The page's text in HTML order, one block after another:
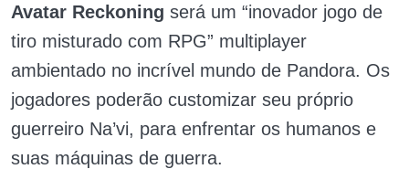
Avatar Reckoning será um “inovador jogo de
tiro misturado com RPG” multiplayer
ambientado no incrível mundo de Pandora. Os
jogadores poderão customizar seu próprio
guerreiro Na’vi, para enfrentar os humanos e
suas máquinas de guerra.